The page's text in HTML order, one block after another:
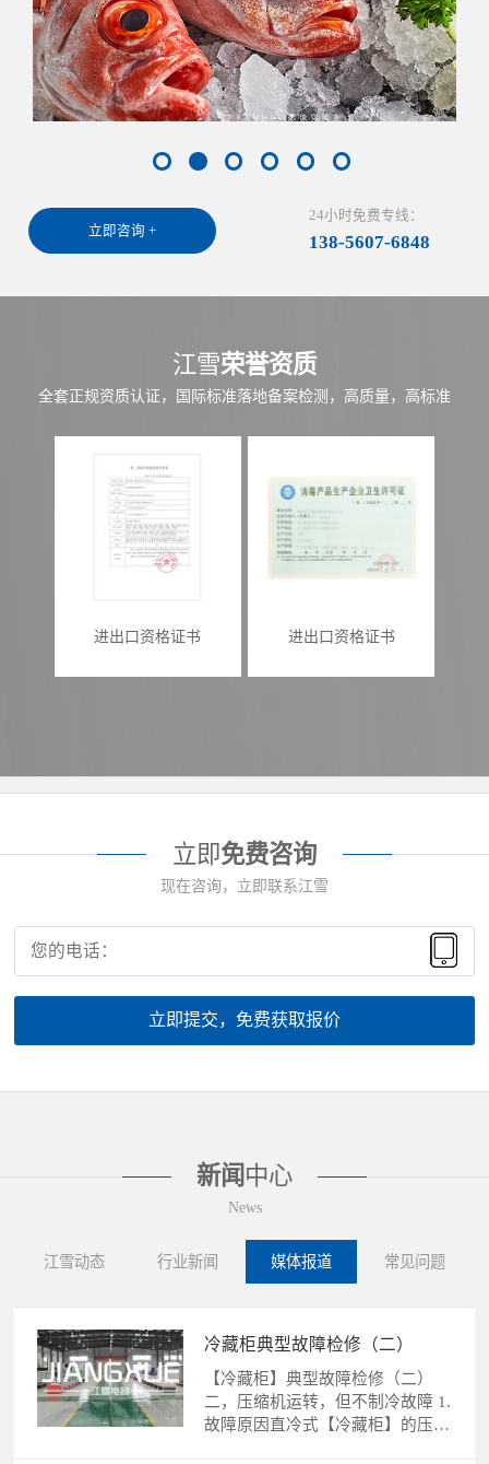
立即咨询 +
24小时免费专线：
138-5607-6848
江雪荣誉资质
全套正规资质认证，国际标准落地备案检测，高质量，高标准
进出口资格证书 进出口资格证书
立即免费咨询
现在咨询，立即联系江雪
立即提交，免费获取报价
新闻 中心
News
江雪动态 行业新闻 媒体报道 常见问题
冷藏柜典型故障检修（二）
【冷藏柜】典型故障检修（二）
二，压缩机运转，但不制冷故障 1.
故障原因直冷式【冷藏柜】的压缩